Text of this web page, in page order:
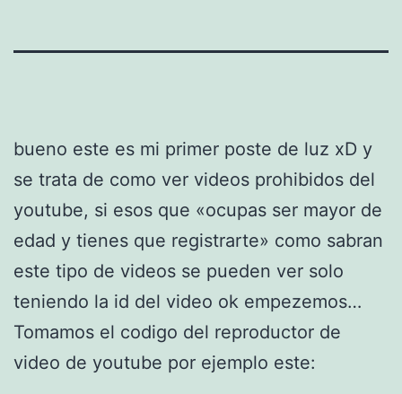
bueno este es mi primer poste de luz xD y
se trata de como ver videos prohibidos del
youtube, si esos que «ocupas ser mayor de
edad y tienes que registrarte» como sabran
este tipo de videos se pueden ver solo
teniendo la id del video ok empezemos…
Tomamos el codigo del reproductor de
video de youtube por ejemplo este: